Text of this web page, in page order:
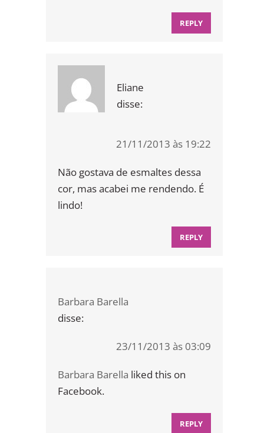
REPLY
Eliane
disse:
21/11/2013 às 19:22
Não gostava de esmaltes dessa
cor, mas acabei me rendendo. É
lindo!
REPLY
Barbara Barella
disse:
23/11/2013 às 03:09
Barbara Barella liked this on
Facebook.
REPLY